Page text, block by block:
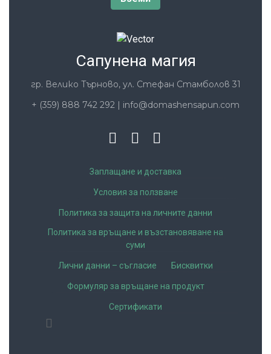
Сапунена магия
гр. Велико Търново, ул. Стефан Стамболов 31
+ (359) 888 742 292 | info@domashensapun.com
Заплащане и доставка
Условия за ползване
Политика за защита на личните данни
Политика за връщане и възстановяване на
суми
Лични данни – съгласие Бисквитки
Формуляр за връщане на продукт
Сертификати